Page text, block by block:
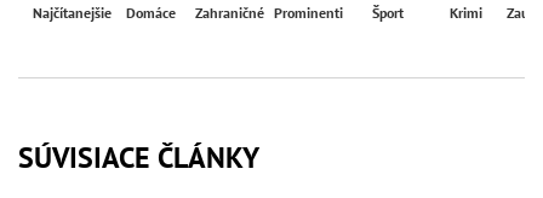
Najčítanejšie Domáce Zahraničné Prominenti Šport Krimi
SÚVISIACE ČLÁNKY